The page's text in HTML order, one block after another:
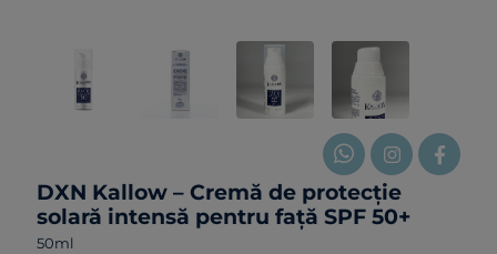
DXN Kallow – Cremă de protecție
solară intensă pentru faţă SPF 50+
50ml